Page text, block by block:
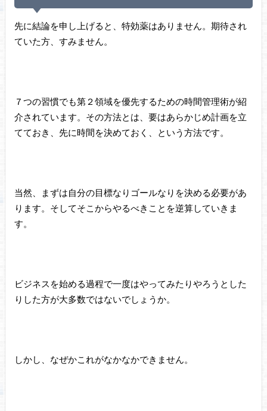
先に結論を申し上げると、特効薬はありません。期待され
ていた方、すみません。
７つの習慣でも第２領域を優先するための時間管理術が紹
介されています。その方法とは、要はあらかじめ計画を立
てておき、先に時間を決めておく、という方法です。
当然、まずは自分の目標なりゴールなりを決める必要があ
ります。そしてそこからやるべきことを逆算していきま
す。
ビジネスを始める過程で一度はやってみたりやろうとした
りした方が大多数ではないでしょうか。
しかし、なぜかこれがなかなかできません。